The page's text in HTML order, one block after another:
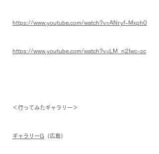
https://www.youtube.com/watch?v=ANryf-Mxph0
https://www.youtube.com/watch?v=LM_n2Iwc-cc
＜行ってみたギャラリー＞
ギャラリーG （広島）